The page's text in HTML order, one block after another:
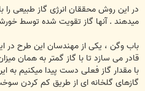
میدهند . آنها گاز تقویت شده توسط
باب وگن ، یکی از مهندسان این طرح در
قادر می سازد تا با گاز گمتر به همان
با مقدار گاز فعلی دست پیدا میکنیم
گازهای گلخانه ای از طریق کم کردن